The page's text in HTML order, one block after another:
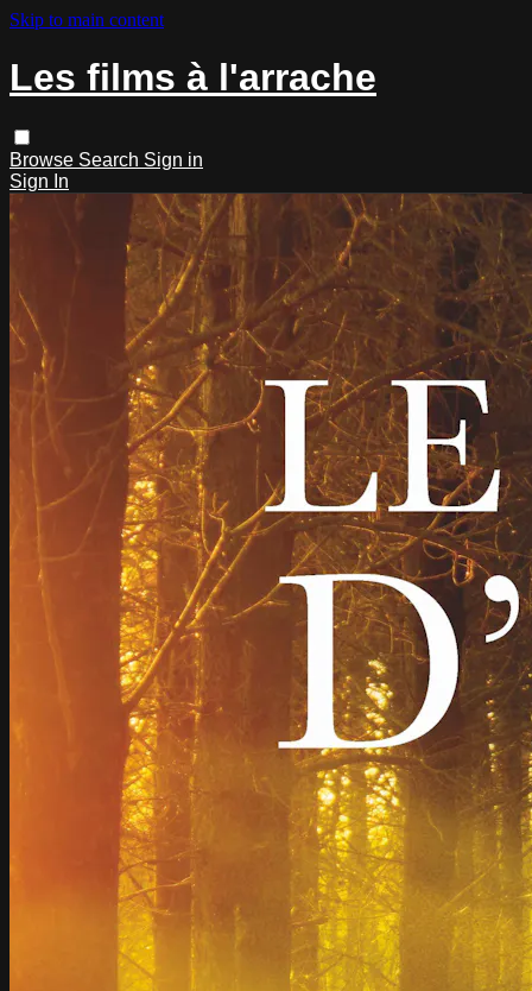
Skip to main content
Les films à l'arrache
Browse Search Sign in
Sign In